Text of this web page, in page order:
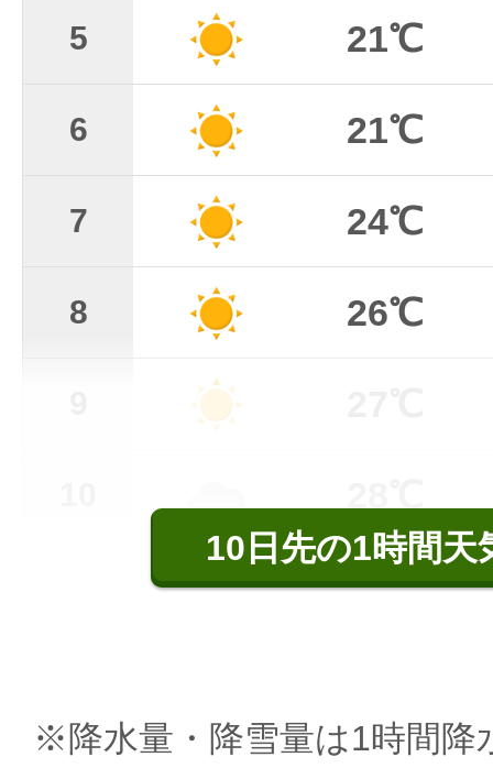
5 21℃
6 21℃
7 24℃
8 26℃
10日先の1時間天
※降水量・降雪量は1時間降